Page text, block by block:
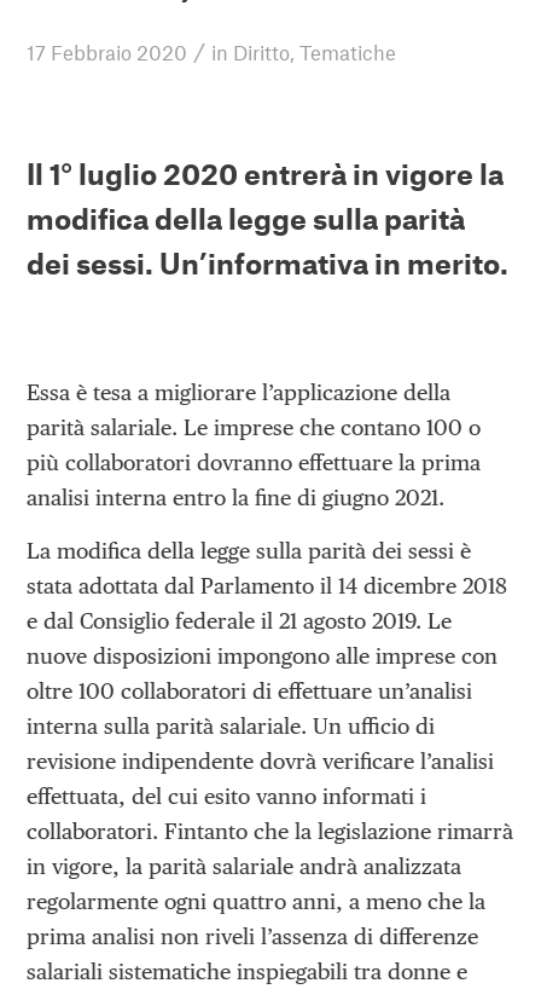
17 Febbraio 2020 / in Diritto,Tematiche
Il1° luglio 2020 entrerà in vigore la
modifica della legge sulla parità
dei sessi. Un’informativa in merito.
Essa è tesa a migliorare l’applicazione della
parità salariale. Le imprese che contano 100 o
più collaboratori dovranno effettuare la prima
analisi interna entro la fine di giugno 2021.
La modifica della legge sulla parità dei sessi è
stata adottata dal Parlamento il 14 dicembre 2018
e dal Consiglio federale il 21 agosto 2019. Le
nuove disposizioni impongono alle imprese con
oltre 100 collaboratori di effettuare un’analisi
interna sulla parità salariale. Un ufficio di
revisione indipendente dovrà verificare l’analisi
effettuata, del cui esito vanno informati i
collaboratori. Fintanto che la legislazione rimarrà
in vigore, la parità salariale andrà analizzata
regolarmente ogni quattro anni, a meno che la
prima analisi non riveli l’assenza di differenze
salariali sistematiche inspiegabili tra donne e